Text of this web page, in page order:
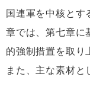
国連軍を中核とす
章では、第七章に
的強制措置を取り
また、主な素材と